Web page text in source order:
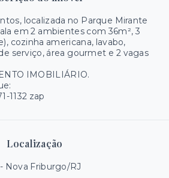
localizada no Parque Mirante
em 2 ambientes com 36m², 3
cozinha americana, lavabo,
serviço, área gourmet e 2 vagas
IMOBILIÁRIO.
1132 zap
Localização
Nova Friburgo/RJ